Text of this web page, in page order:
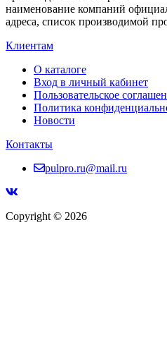
наименование компаний
адреса, список производимой
Клиентам
О каталоге
Вход в личный кабинет
Пользовательское
Политика
Новости
Контакты
pulpro.ru@mail.ru
Copyright © 2026